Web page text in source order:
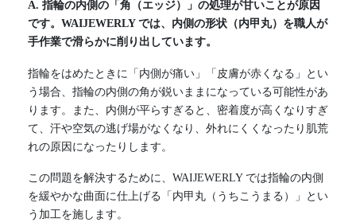
A. 指輪の内側の「角（エッジ）」の処理が甘いことが原因
です。WAIJEWERLY では、内側の形状（内甲丸）を職人が
手作業で滑らかに削り出しています。
指輪をはめたときに「内側が痛い」「皮膚が赤くなる」とい
う場合、指輪の内側の角が鋭いままになっている可能性があ
ります。また、内側が平らすぎると、密着度が高くなりすぎ
て、汗や空気の逃げ場がなくなり、外れにくくなったり肌荒
れの原因になったりします。
この問題を解決するために、WAIJEWERLY では指輪の内側
を緩やかな曲面に仕上げる「内甲丸（うちこうまる）」とい
う加工を施します。